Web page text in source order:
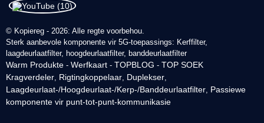
© Kopiereg - 2026: Alle regte voorbehou.
Sterk aanbevole komponente vir 5G-toepassings: Kerffilter,
laagdeurlaatfilter, hoogdeurlaatfilter, banddeurlaatfilter
Warm Produkte -Werfkaart -TOPBLOG -TOP SOEK
Kragverdeler, Rigtingkoppelaar, Duplekser,
Laagdeurlaat-/Hoogdeurlaat-/Kerp-/Banddeurlaatfilter, Passiewe
komponente vir punt-tot-punt-kommunikasie